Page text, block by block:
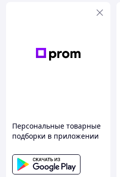
Персональные товарные
подборки в приложении